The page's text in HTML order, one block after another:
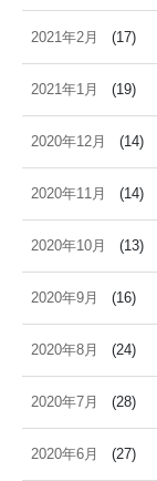
2021年2月 (17)
2021年1月 (19)
2020年12月 (14)
2020年11月 (14)
2020年10月 (13)
2020年9月 (16)
2020年8月 (24)
2020年7月 (28)
2020年6月 (27)